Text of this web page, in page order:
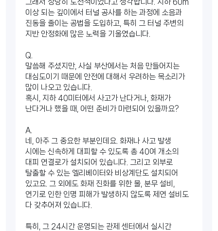
그래서 상당히 도전적이었다고 생각합니다. 지하 60m
이상 되는 깊이에서 터널 공사를 하는 과정에 소음과
진동을 줄이는 공법을 도입하고, 특히 그 터널 주변의
지반 안정화에 많은 노력을 기울였습니다.
Q.
말씀해 주셨지만, 사실 부산에서는 처음 만들어지는
대심도이기 때문에 안전에 대해서 우려하는 목소리가
많이 나오고 있습니다.
혹시, 지하 40미터에서 사고가 난다거나, 화재가
난다거나 했을 때, 어떤 준비가 마련되어 있을까요?
A.
네, 아주 그 중요한 부분인데요. 화재나 사고 발생
시에는 신속하게 대피할 수 있도록 총 40여 개소의
대피 연결로가 설치되어 있습니다. 그리고 외부로
탈출할 수 있는 엘리베이터와 비상계단도 설치되어
있고요. 그 외에도 화재 진화를 위한 물, 분무 설비,
연기로 인한 인명 피해가 발생하지 않도록 제연 설비도
다 갖추어져 있습니다.
특히, 그 24시간 운영되는 관제 센터에서 실시간